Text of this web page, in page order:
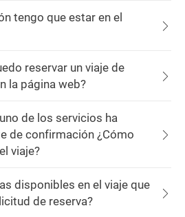
tengo que estar en el
reservar un viaje de
la página web?
de los servicios ha
de confirmación ¿Cómo
viaje?
disponibles en el viaje que
de reserva?